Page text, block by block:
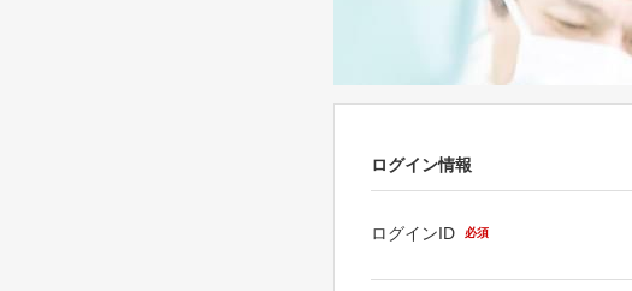
ログイン情報
ログインID 必須